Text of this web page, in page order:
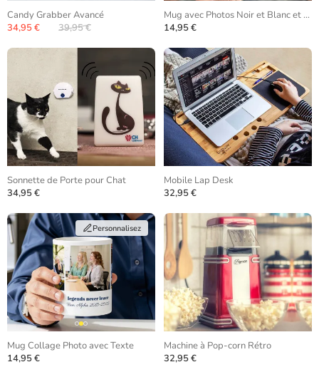
Candy Grabber Avancé
34,95 €
39,95 €
Mug avec Photos Noir et Blanc et Texte Répété
14,95 €
Sonnette de Porte pour Chat
34,95 €
Mobile Lap Desk
32,95 €
Personnalisez
Mug Collage Photo avec Texte
14,95 €
Machine à Pop-corn Rétro
32,95 €